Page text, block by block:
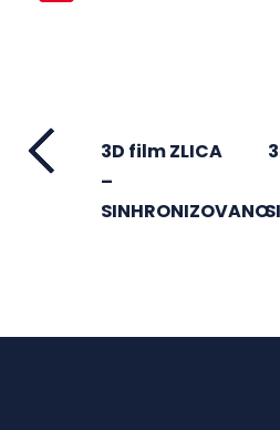
3D film ZLICA
–
SINHRONIZOVANO